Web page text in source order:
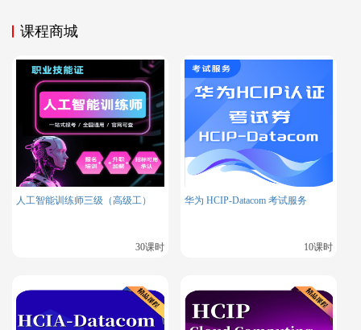
相关组织
PearsonV
UE
一个提供在线考试服务的平台，用于预约华
为认证考试。
博睿谷·博
睿慕课
一个提供IT培训订阅， 该平台提供包括
华为
认证、红帽认证
、Oracle认证等在内的多种
的学习者对 于专业IT知识的追求。
课程商城
人工智能训练师三级（高级工）
30课时
华为 HCIP-Datacom 考试服务
10课时